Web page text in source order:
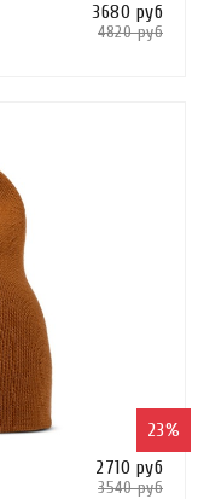
3680 руб
4820 руб
2710 руб
3540 руб
23%